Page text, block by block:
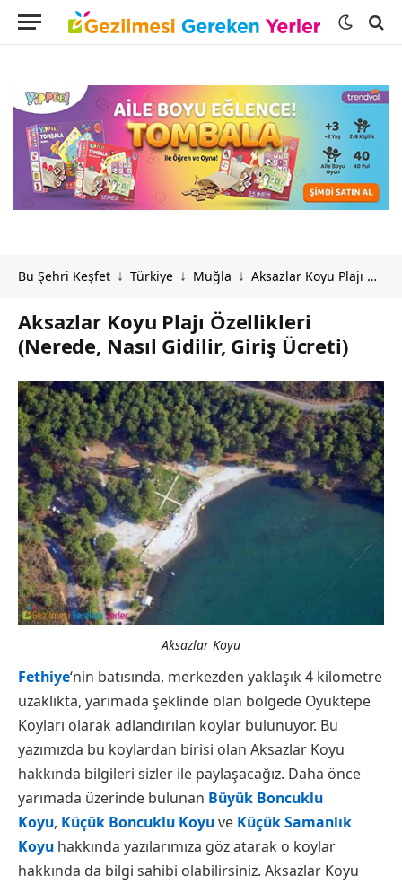
Bu Şehri Keşfet ↓ Türkiye ↓ Muğla ↓ Aksazlar Koyu Plajı Özellikleri (Nerede, Nasıl Gidilir, Giriş Ücreti)
Aksazlar Koyu Plajı Özellikleri
(Nerede, Nasıl Gidilir, Giriş Ücreti)
Aksazlar Koyu
Fethiye‘nin batısında, merkezden yaklaşık 4 kilometre
uzaklıkta, yarımada şeklinde olan bölgede Oyuktepe
Koyları olarak adlandırılan koylar bulunuyor. Bu
yazımızda bu koylardan birisi olan Aksazlar Koyu
hakkında bilgileri sizler ile paylaşacağız. Daha önce
yarımada üzerinde bulunan Büyük Boncuklu
Koyu, Küçük Boncuklu Koyuve Küçük Samanlık
Koyu hakkında yazılarımıza göz atarak o koylar
hakkında da bilgi sahibi olabilirsiniz. Aksazlar Koyu